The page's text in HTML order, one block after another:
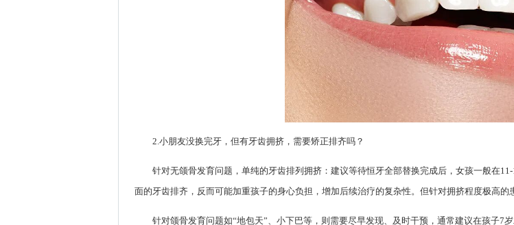
2.小朋友没换完牙，但有牙齿拥挤，需要矫正排齐吗？
针对无颌骨发育问题，单纯的牙齿排列拥挤：建议等待恒牙全部替换完成后，女孩一般在
面的牙齿排齐，反而可能加重孩子的身心负担，增加后续治疗的复杂性。但针对拥挤程度极高的
针对颌骨发育问题如“地包天”、小下巴等，则需要尽早发现、及时干预，通常建议在孩子7